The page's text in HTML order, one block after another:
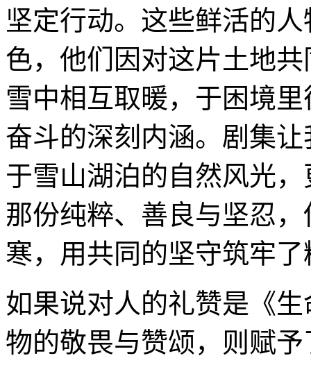
坚定行动。这些鲜活的
色，他们因对这片土地
雪中相互取暖，于困境
奋斗的深刻内涵。剧集
于雪山湖泊的自然风光
那份纯粹、善良与坚忍
寒，用共同的坚守筑牢
如果说对人的礼赞是《
物的敬畏与赞颂，则赋